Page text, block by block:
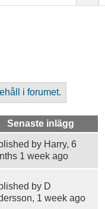
i forumet.
Senaste inlägg
by Harry, 6
1 week ago
by D
, 1 week ago